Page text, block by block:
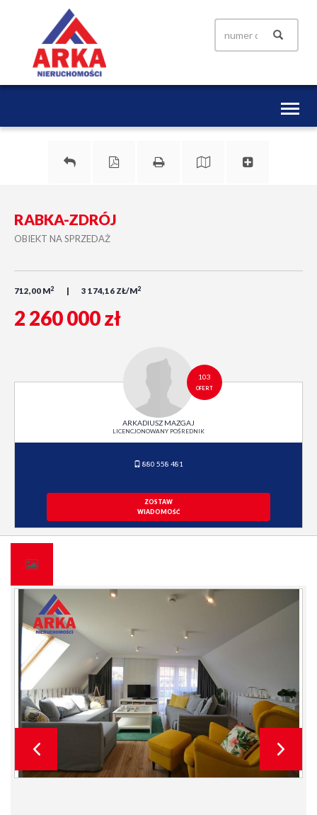
Toggle
RABKA-ZDRÓJ
OBIEKT NA SPRZEDAŻ
712,00 M2 3 174,16 ZŁ/M2
2 260 000 zł
103
OFERT
ARKADIUSZ MAZGAJ
LICENCJONOWANY POŚREDNIK
880 558 481
ZOSTAW
WIADOMOŚĆ